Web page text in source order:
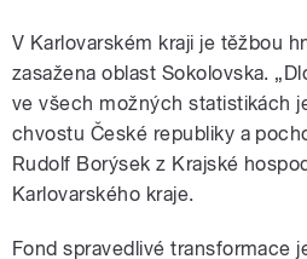
V Karlovarském kraji je těžbou
zasažena oblast Sokolovska.
ve všech možných statistikách
chvostu České republiky a
Rudolf Borýsek z Krajské
Karlovarského kraje.
Fond spravedlivé transformace